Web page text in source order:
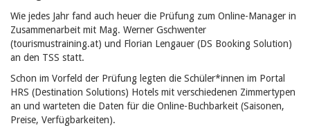
Wie jedes Jahr fand auch heuer die Prüfung zum Online-Manager in
Zusammenarbeit mit Mag. Werner Gschwenter
(tourismustraining.at) und Florian Lengauer (DS Booking Solution)
an den TSS statt.
Schon im Vorfeld der Prüfung legten die Schüler*innen im Portal
HRS (Destination Solutions) Hotels mit verschiedenen Zimmertypen
an und warteten die Daten für die Online-Buchbarkeit (Saisonen,
Preise, Verfügbarkeiten).